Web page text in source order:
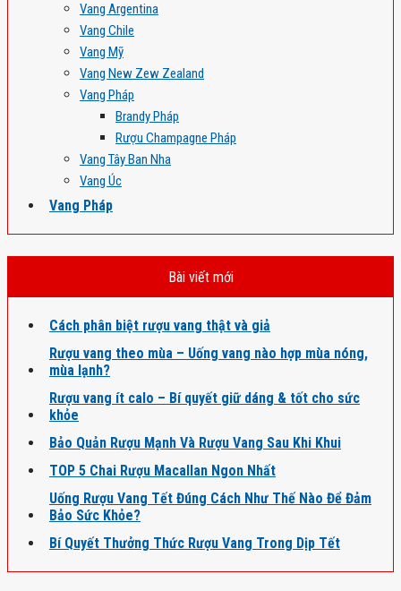
Vang Argentina
Vang Chile
Vang Mỹ
Vang New Zew Zealand
Vang Pháp
Brandy Pháp
Rượu Champagne Pháp
Vang Tây Ban Nha
Vang Úc
Vang Pháp
Bài viết mới
Cách phân biệt rượu vang thật và giả
Rượu vang theo mùa – Uống vang nào hợp mùa nóng,
mùa lạnh?
Rượu vang ít calo – Bí quyết giữ dáng & tốt cho sức
khỏe
Bảo Quản Rượu Mạnh Và Rượu Vang Sau Khi Khui
TOP 5 Chai Rượu Macallan Ngon Nhất
Uống Rượu Vang Tết Đúng Cách Như Thế Nào Để Đảm
Bảo Sức Khỏe?
Bí Quyết Thưởng Thức Rượu Vang Trong Dịp Tết